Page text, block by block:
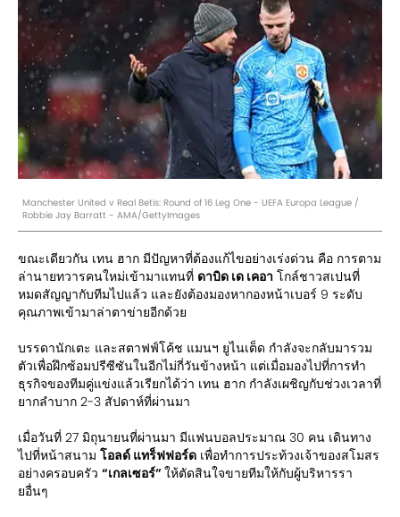
Manchester United v Real Betis: Round of 16 Leg One - UEFA Europa League /
Robbie Jay Barratt - AMA/GettyImages
ขณะเดียวกัน เทน ฮาก มีปัญหาที่ต้องแก้ไขอย่างเร่งด่วน คือ การตาม
ล่านายทวารคนใหม่เข้ามาแทนที่ ดาบิด เด เคอา โกล์ชาวสเปนที่
หมดสัญญากับทีมไปแล้ว และยังต้องมองหากองหน้าเบอร์ 9 ระดับ
คุณภาพเข้ามาล่าตาข่ายอีกด้วย
บรรดานักเตะ และสตาฟฟ์โค้ช แมนฯ ยูไนเต็ด กำลังจะกลับมารวม
ตัวเพื่อฝึกซ้อมปรีซีซันในอีกไม่กี่วันข้างหน้า แต่เมื่อมองไปที่การทำ
ธุรกิจของทีมคู่แข่งแล้วเรียกได้ว่า เทน ฮาก กำลังเผชิญกับช่วงเวลาที่
ยากลำบาก 2-3 สัปดาห์ที่ผ่านมา
เมื่อวันที่ 27 มิถุนายนที่ผ่านมา มีแฟนบอลประมาณ 30 คน เดินทาง
ไปที่หน้าสนาม โอลด์ แทร็ฟฟอร์ด เพื่อทำการประท้วงเจ้าของสโมสร
อย่างครอบครัว “เกลเซอร์”ให้ตัดสินใจขายทีมให้กับผู้บริหารรา
ยอื่นๆ